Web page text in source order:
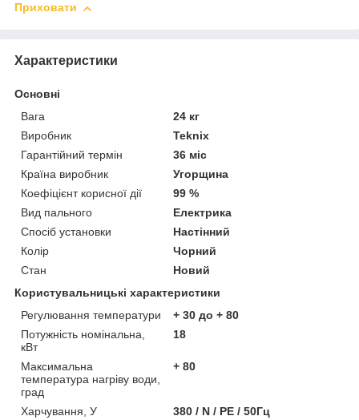
Приховати
Характеристики
Основні
Вага
24 кг
Виробник
Teknix
Гарантійний термін
36 міс
Країна виробник
Угорщина
Коефіцієнт корисної дії
99 %
Вид пального
Електрика
Спосіб установки
Настінний
Колір
Чорний
Стан
Новий
Користувальницькі характеристики
Регулювання температури
+ 30 до + 80
Потужність номінальна,
кВт
18
Максимальна
температура нагріву води,
град
+ 80
Харчування, У
380 / N / PE / 50Гц